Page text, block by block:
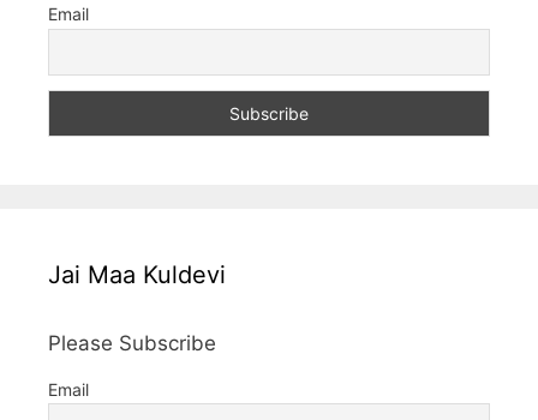
Email
Jai Maa Kuldevi
Please Subscribe
Email